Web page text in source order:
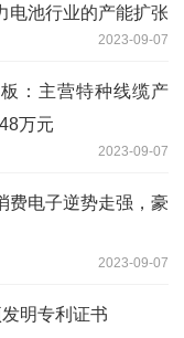
电池行业的产能扩张
2023-09-07
：主营特种线缆产
万元
2023-09-07
费电子逆势走强，豪
2023-09-07
明专利证书